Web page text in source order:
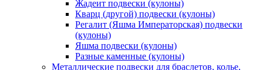
Жадеит подвески (кулоны)
Кварц (другой) подвески (кулоны)
Регалит (Яшма Императорская) подвески
(кулоны)
Яшма подвески (кулоны)
Разные каменные (кулоны)
Металлические подвески для браслетов, колье,